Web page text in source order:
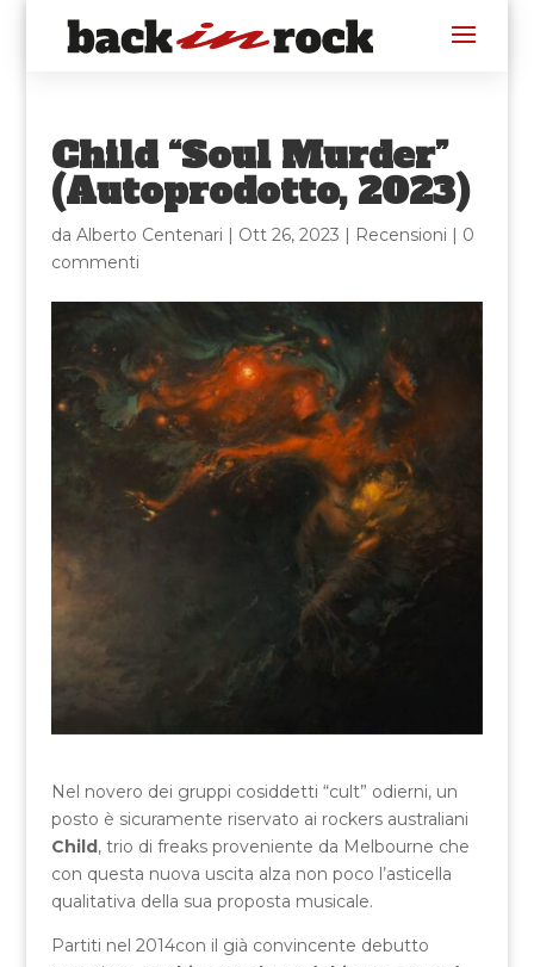
Child “Soul Murder”
(Autoprodotto, 2023)
da Alberto Centenari | Ott 26, 2023 | Recensioni | 0
commenti
Nel novero dei gruppi cosiddetti “cult” odierni, un
posto è sicuramente riservato ai rockers australiani
Child, trio di freaks proveniente da Melbourne che
con questa nuova uscita alza non poco l’asticella
qualitativa della sua proposta musicale.
Partiti nel 2014con il già convincente debutto